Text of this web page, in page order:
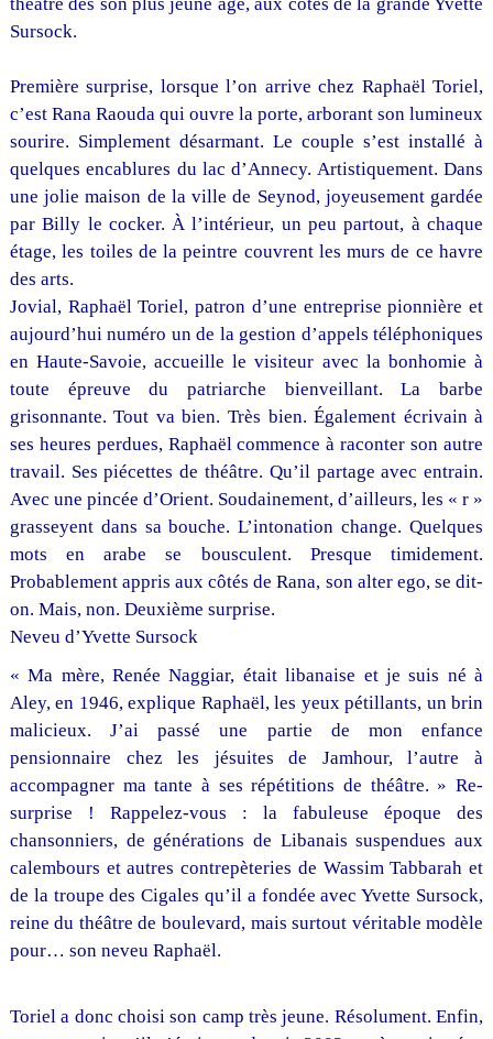
Sursock.
Première surprise, lorsque l’on arrive chez Raphaël Toriel,
c’est Rana Raouda qui ouvre la porte, arborant son lumineux
sourire. Simplement désarmant. Le couple s’est installé à
quelques encablures du lac d’Annecy. Artistiquement. Dans
une jolie maison de la ville de Seynod, joyeusement gardée
par Billy le cocker. À l’intérieur, un peu partout, à chaque
étage, les toiles de la peintre couvrent les murs de ce havre
des arts.
Jovial, Raphaël Toriel, patron d’une entreprise pionnière et
aujourd’hui numéro un de la gestion d’appels téléphoniques
en Haute-Savoie, accueille le visiteur avec la bonhomie à
toute épreuve du patriarche bienveillant. La barbe
grisonnante. Tout va bien. Très bien. Également écrivain à
ses heures perdues, Raphaël commence à raconter son autre
travail. Ses piécettes de théâtre. Qu’il partage avec entrain.
Avec une pincée d’Orient. Soudainement, d’ailleurs, les « r »
grasseyent dans sa bouche. L’intonation change. Quelques
mots en arabe se bousculent. Presque timidement.
Probablement appris aux côtés de Rana, son alter ego, se dit-
on. Mais, non. Deuxième surprise.
Neveu d’Yvette Sursock
« Ma mère, Renée Naggiar, était libanaise et je suis né à
Aley, en 1946, explique Raphaël, les yeux pétillants, un brin
malicieux. J’ai passé une partie de mon enfance
pensionnaire chez les jésuites de Jamhour, l’autre à
accompagner ma tante à ses répétitions de théâtre. » Re-
surprise ! Rappelez-vous : la fabuleuse époque des
chansonniers, de générations de Libanais suspendues aux
calembours et autres contrepèteries de Wassim Tabbarah et
de la troupe des Cigales qu’il a fondée avec Yvette Sursock,
reine du théâtre de boulevard, mais surtout véritable modèle
pour… son neveu Raphaël.
Toriel a donc choisi son camp très jeune. Résolument. Enfin,